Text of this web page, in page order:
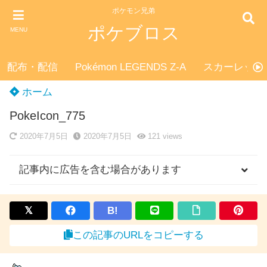
MENU
ポケモン兄弟
ポケブロス
配布・配信 Pokémon LEGENDS Z-A スカーレッ
ホーム
PokeIcon_775
2020年7月5日 2020年7月5日 121views
記事内に広告を含む場合があります
B!
この記事のURLをコピーする